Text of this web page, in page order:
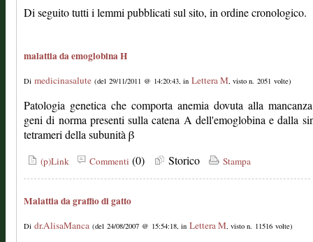
Di seguito tutti i lemmi pubblicati sul sito, in ordine cronologico.
malattia da emoglobina H
Di medicinasalute (del 29/11/2011 @ 14:20:43, in Lettera M, visto n. 2051 volte)
Patologia genetica che comporta anemia dovuta alla
geni di norma presenti sulla catena A dell'emoglobina e dalla
tetrameri della subunità β
(p)Link Commenti (0) Storico Stampa
Malattia da graffio di gatto
Di dr.AlisaManca (del 24/08/2007 @ 15:54:18, in Lettera M, visto n. 11516 volte)